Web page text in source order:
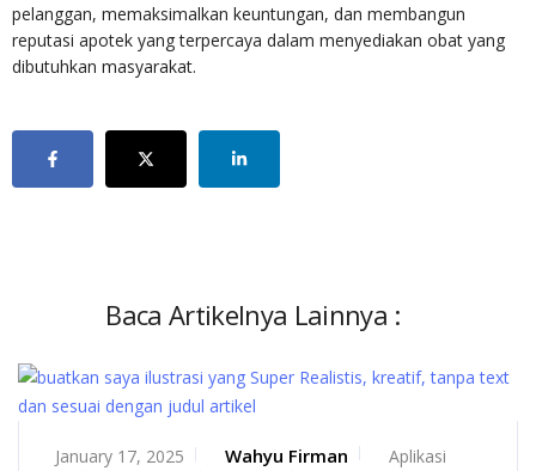
pelanggan, memaksimalkan keuntungan, dan membangun
reputasi apotek yang terpercaya dalam menyediakan obat yang
dibutuhkan masyarakat.
Baca Artikelnya Lainnya :
January 17, 2025 Wahyu Firman
Aplikasi